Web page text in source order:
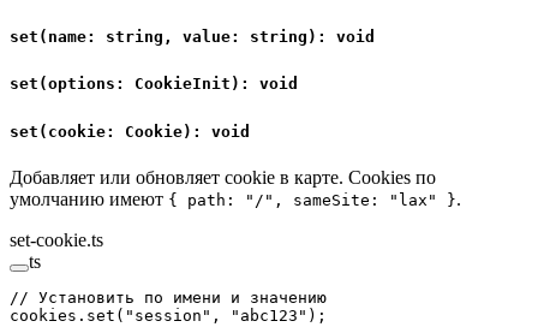
set(name: string, value: string): void
set(options: CookieInit): void
set(cookie: Cookie): void
Добавляет или обновляет cookie в карте. Cookies по
умолчанию имеют { path: "/", sameSite: "lax" }.
set-cookie.ts
ts
// Установить по имени и значению
cookies. set ( "session" , "abc123" );